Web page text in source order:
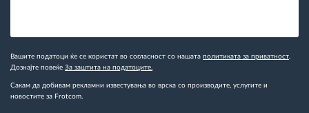
Вашите податоци ќе се користат во согласност со нашата политиката за приватност
Дознајте повеќе За заштита на податоците.
Сакам да добивам рекламни известувања во врска со производите, услугите и
новостите за Frotcom.